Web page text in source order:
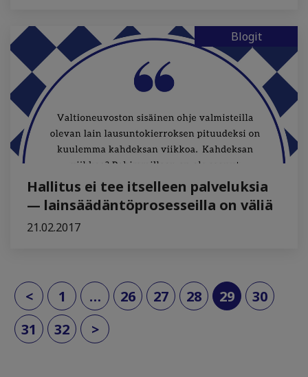
Blogit
Hallitus ei tee itselleen palveluksia
— lainsäädäntöprosesseilla on väliä
21.02.2017
< 1 … 26 27 28 29(current)
30
31
32 >